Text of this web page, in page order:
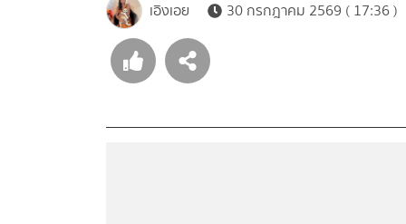
เอิงเอย 30 กรกฎาคม 2569 ( 17:36 )